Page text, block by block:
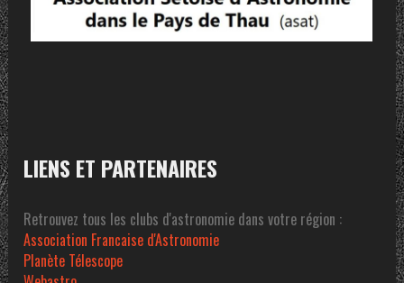
LIENS ET PARTENAIRES
Retrouvez tous les clubs d'astronomie dans votre région :
Association Francaise d'Astronomie
Planète Télescope